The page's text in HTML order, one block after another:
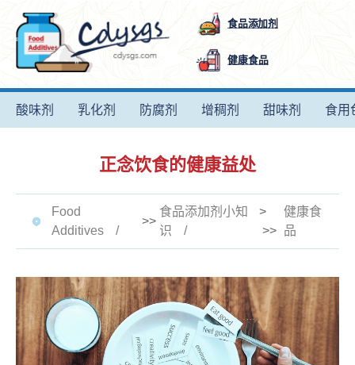
食品添加剂
健康食品
酸味剂 乳化剂 防腐剂 增稠剂 甜味剂 食用
正念饮食的健康益处
Food
Additives
>>
食品添加剂小知
识
>
>>
健康食
品